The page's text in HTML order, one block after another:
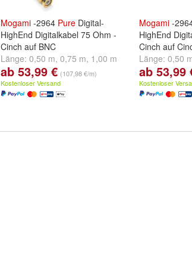
Mogami -2964 Pure Digital-
HighEnd Digitalkabel 75 Ohm -
Cinch auf BNC
Länge: 0,50 m, 0,75 m, 1,00 m
und weitere ...
ab 53,99 € (107,98 €/m)
Kostenloser Versand
Mogami -
HighEnd
Cinch auf
Länge: 0,50
und weitere ...
ab 53,99
Kostenloser